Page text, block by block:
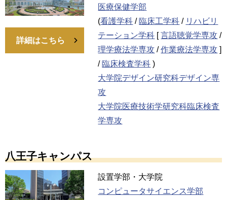
詳細はこちら
医療保健学部
(看護学科 / 臨床工学科 / リハビリ
テーション学科 [言語聴覚学専攻 /
理学療法学専攻 /作業療法学専攻 ]
/ 臨床検査学科 )
大学院デザイン研究科デザイン専
攻
大学院医療技術学研究科臨床検査
学専攻
八王子キャンパス
設置学部・大学院
コンピュータサイエンス学部